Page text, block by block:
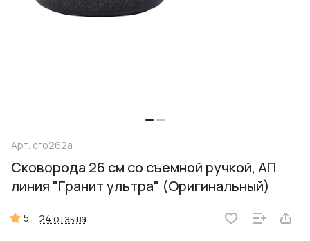
Арт. сго262а
Сковорода 26 см со съемной ручкой, АП
линия "Гранит ультра" (Оригинальный)
5 24 отзыва